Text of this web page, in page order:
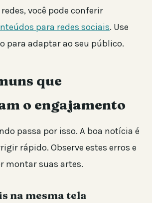
você pode conferir
para redes sociais. Use
para adaptar ao seu público.
que
o engajamento
passa por isso. A boa notícia é
rápido. Observe estes erros e
montar suas artes.
na mesma tela